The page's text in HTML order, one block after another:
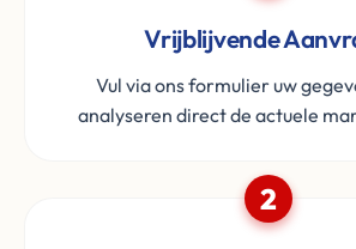
Vrijblijvende
Vul via ons formulier uw
analyseren direct de actuele
2